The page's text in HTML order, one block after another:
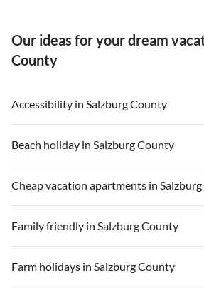
Our ideas for your dream
County
Accessibility in Salzburg County
Beach holiday in Salzburg County
Cheap vacation apartments in
Family friendly in Salzburg County
Farm holidays in Salzburg County